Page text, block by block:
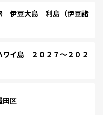
伊豆大島 利島（伊豆諸
イ島 ２０２７～２０２
区